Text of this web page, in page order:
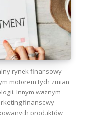
rynek finansowy
motorem tych zmian
Innym ważnym
finansowy
produktów